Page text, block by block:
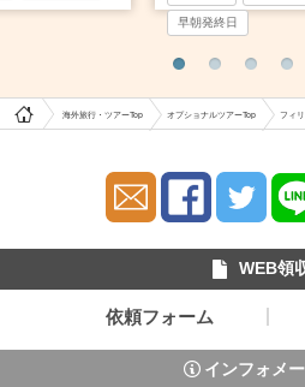
早朝発終日
海外旅行・ツアーTop オプショナルツアーTop フィ
WEB領
依頼フォーム
インフォメ